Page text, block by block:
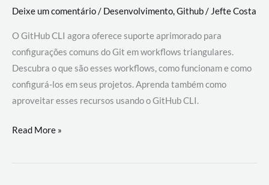
Deixe um comentário/ Desenvolvimento,Github/ Jefte Costa
O GitHub CLI agora oferece suporte aprimorado para
configurações comuns do Git em workflows triangulares.
Descubra o que são esses workflows, como funcionam e como
configurá-los em seus projetos. Aprenda também como
aproveitar esses recursos usando o GitHub CLI.
GitHub
revoluciona
Read More »